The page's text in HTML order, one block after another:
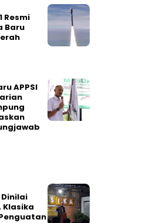
Resmi
Baru
APPSI
Klasika